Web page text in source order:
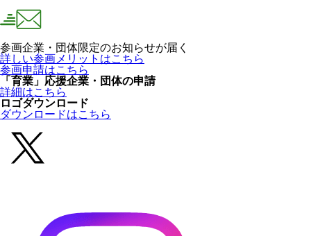
参画企業・団体限定のお知らせが届く
詳しい参画メリットはこちら
参画申請はこちら
「育業」応援企業・団体の申請
詳細はこちら
ロゴダウンロード
ダウンロードはこちら